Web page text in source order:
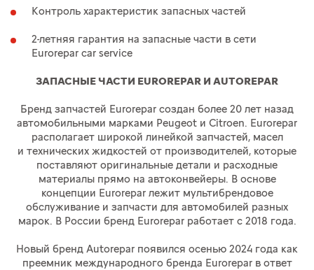
Контроль характеристик запасных частей
2-летняя гарантия на запасные части в сети
Eurorepar car service
ЗАПАСНЫЕ ЧАСТИ EUROREPAR И AUTOREPAR
Бренд запчастей Eurorepar создан более 20 лет назад
автомобильными марками Peugeot и Citroen. Eurorepar
располагает широкой линейкой запчастей, масел
и технических жидкостей от производителей, которые
поставляют оригинальные детали и расходные
материалы прямо на автоконвейеры. В основе
концепции Eurorepar лежит мультибрендовое
обслуживание и запчасти для автомобилей разных
марок. В России бренд Eurorepar работает с 2018 года.
Новый бренд Autorepar появился осенью 2024 года как
преемник международного бренда Eurorepar в ответ